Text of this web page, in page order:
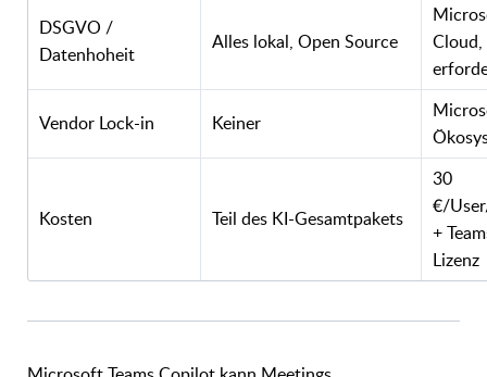
DSGVO /
Datenhoheit
Alles lokal, Open Source
Cloud,
Vendor Lock-in Keiner
Kosten Teil des KI-Gesamtpakets
30
€/
+
Lizenz